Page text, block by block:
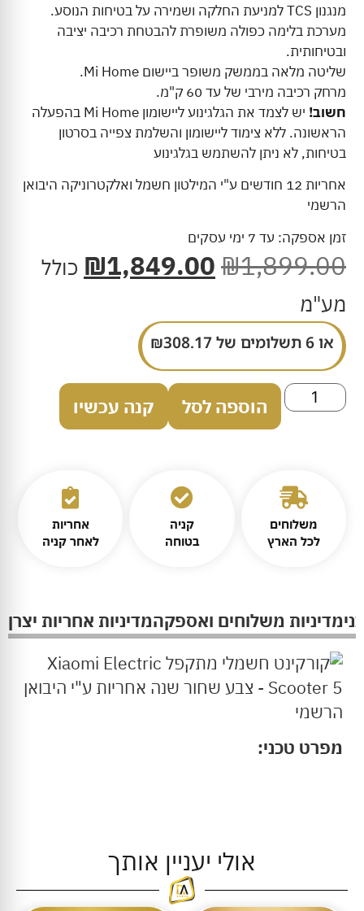
מנגנון TCS למניעת החלקה ושמירה על בטיחות הנוסע.
מערכת בלימה כפולה משופרת להבטחת רכיבה יציבה
ובטיחותית.
שליטה מלאה בממשק משופר ביישום Mi Home.
מרחק רכיבה מירבי של עד 60 ק"מ.
חשוב!
יש לצמד את הגלגינוע ליישומון Mi Home בהפעלה
הראשונה. ללא צימוד ליישומון והשלמת צפייה בסרטון
בטיחות, לא ניתן להשתמש בגלגינוע
אחריות 12 חודשים ע"י המילטון חשמל ואלקטרוניקה היבואן
הרשמי
זמן אספקה: עד 7 ימי עסקים
₪1,899.00
₪1,849.00
כולל
מע"מ
או 6 תשלומים של ₪308.17
הוספה לסל קנה עכשיו
משלוחים
לכל הארץ
קניה
בטוחה
אחריות
לאחר קניה
מדיניות משלוחים ואספקהמדיניות אחריות יצרן
מפרט טכני:
אולי יעניין אותך